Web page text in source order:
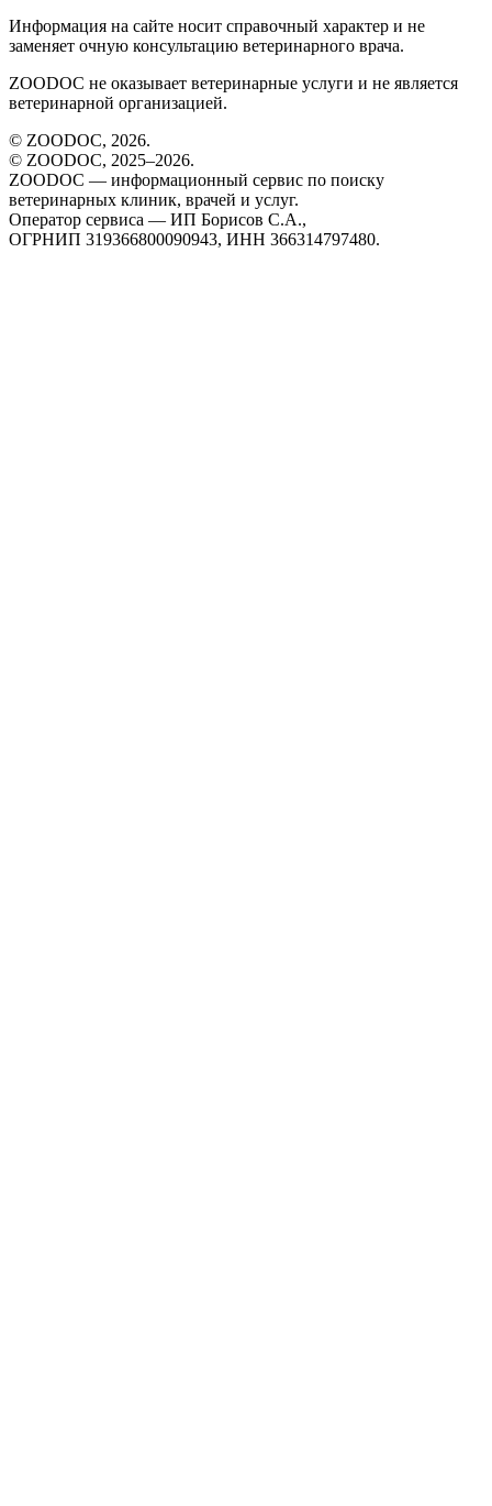
Информация на сайте носит справочный характер и не
заменяет очную консультацию ветеринарного врача.
ZOODOC не оказывает ветеринарные услуги и не является
ветеринарной организацией.
© ZOODOC, 2026.
© ZOODOC, 2025–2026.
ZOODOC — информационный сервис по поиску
ветеринарных клиник, врачей и услуг.
Оператор сервиса — ИП Борисов С.А.,
ОГРНИП 319366800090943, ИНН 366314797480.